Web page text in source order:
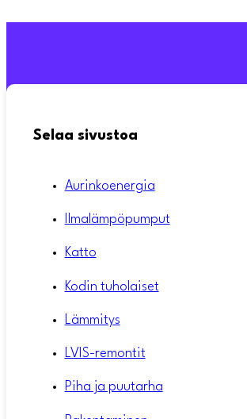
Selaa sivustoa
Aurinkoenergia
Ilmalämpöpumput
Katto
Kodin tuholaiset
Lämmitys
LVIS-remontit
Piha ja puutarha